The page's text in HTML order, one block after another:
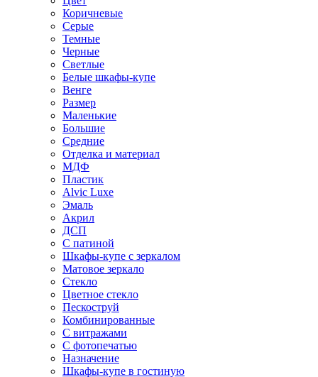
Коричневые
Серые
Темные
Черные
Светлые
Белые шкафы-купе
Венге
Размер
Маленькие
Большие
Средние
Отделка и материал
МДФ
Пластик
Alvic Luxe
Эмаль
Акрил
ДСП
С патиной
Шкафы-купе с зеркалом
Матовое зеркало
Стекло
Цветное стекло
Пескоструй
Комбинированные
С витражами
С фотопечатью
Назначение
Шкафы-купе в гостиную